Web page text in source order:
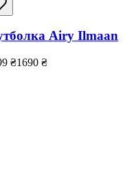
Airy Ilmaan
₴1690 ₴